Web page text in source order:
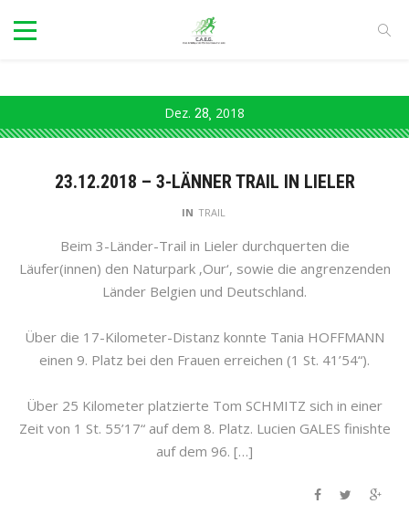
Dez. 28 2018
23.12.2018 – 3-LÄNNER TRAIL IN LIELER
IN TRAIL
Beim 3-Länder-Trail in Lieler durchquerten die
Läufer(innen) den Naturpark ‚Our‘, sowie die angrenzenden
Länder Belgien und Deutschland.
Über die 17-Kilometer-Distanz konnte Tania HOFFMANN
einen 9. Platz bei den Frauen erreichen (1 St. 41’54“).
Über 25 Kilometer platzierte Tom SCHMITZ sich in einer
Zeit von 1 St. 55’17“ auf dem 8. Platz. Lucien GALES finishte
auf dem 96. […]